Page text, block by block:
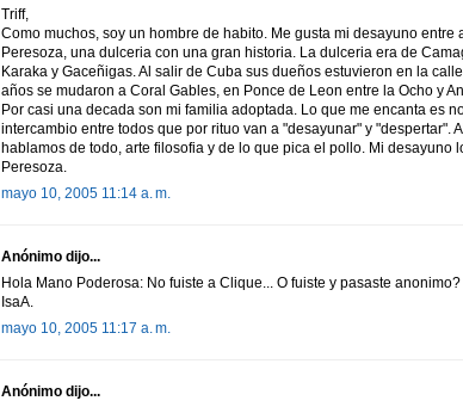
Triff,
Como muchos, soy un hombre de habito. Me gusta mi desayuno entre
Peresoza, una dulceria con una gran historia. La dulceria era de
Karaka y Gaceñigas. Al salir de Cuba sus dueños estuvieron en la
años se mudaron a Coral Gables, en Ponce de Leon entre la Ocho y
Por casi una decada son mi familia adoptada. Lo que me encanta es
intercambio entre todos que por rituo van a "desayunar" y "despertar".
hablamos de todo, arte filosofia y de lo que pica el pollo. Mi desayuno
Peresoza.
mayo 10, 2005 11:14 a. m.
Anónimo dijo...
Hola Mano Poderosa: No fuiste a Clique... O fuiste y pasaste anonimo?
IsaA.
mayo 10, 2005 11:17 a. m.
Anónimo dijo...